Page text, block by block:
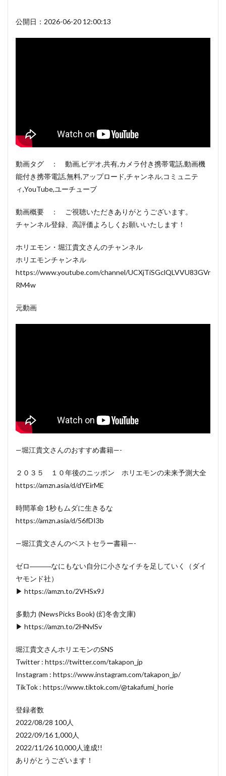
公開日：2026-06-20 12:00:13
動画タグ ： 動画,ビデオ,共有,カメラ付き携帯電話,動画機
能付き携帯電話,無料,アップロード,チャンネル,コミュニテ
ィ,YouTube,ユーチューブ
動画概要 ： ご視聴いただきありがとうございます。
チャンネル登録、高評価よろしくお願いいたします！
ホリエモン・堀江貴文さんのチャンネル
ホリエモンチャンネル
https://www.youtube.com/channel/UCXjTiSGclQLVVU83GVr
RM4w
元動画
—堀江貴文さんのおすすめ書籍—-
２０３５ １０年後のニッポン ホリエモンの未来予測大全
https://amzn.asia/d/dYEirME
時間革命 1秒もムダに生きるな
https://amzn.asia/d/56fDI3b
—堀江貴文さんのベストセラー書籍—-
ゼロ―――なにもない自分に小さなイチを足していく（ダイ
ヤモンド社）
▶ https://amzn.to/2VHSx9J
多動力 (NewsPicks Book) (幻冬舎文庫)
▶ https://amzn.to/2HNvlSv
堀江貴文さんホリエモンのSNS
Twitter : https://twitter.com/takapon_jp
Instagram : https://www.instagram.com/takapon_jp/
TikTok : https://www.tiktok.com/@takafumi_horie
登録者数
2022/08/28 100人
2022/09/16 1,000人
2022/11/26 10,000人達成!!
ありがとうございます！